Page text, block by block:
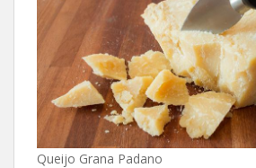
Queijo Grana Padano